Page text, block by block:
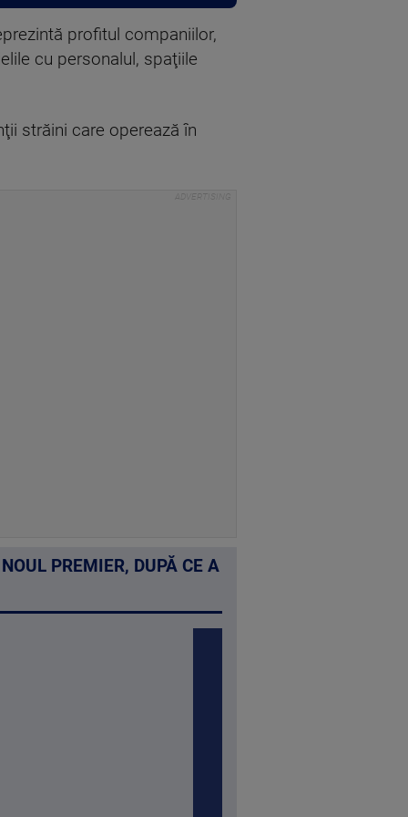
profitul companiilor,
cu personalul, spaţiile
străini care operează în
PREMIER, DUPĂ CE A